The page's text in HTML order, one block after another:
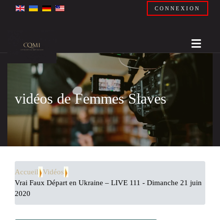
CONNEXION
vidéos de Femmes Slaves
Accueil Vidéos
Vrai Faux Départ en Ukraine – LIVE 111 - Dimanche 21 juin
2020